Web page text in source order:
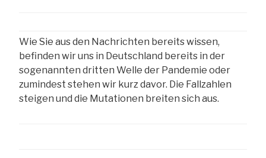
Wie Sie aus den Nachrichten bereits wissen,
befinden wir uns in Deutschland bereits in der
sogenannten dritten Welle der Pandemie oder
zumindest stehen wir kurz davor. Die Fallzahlen
steigen und die Mutationen breiten sich aus.